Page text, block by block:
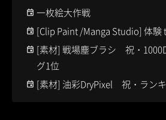
一枚絵大作戦
[Clip Paint /Manga Studio] 体験
[素材] 戦場塵ブラシ 祝・
グ1位
[素材] 油彩DryPixel 祝・ラン